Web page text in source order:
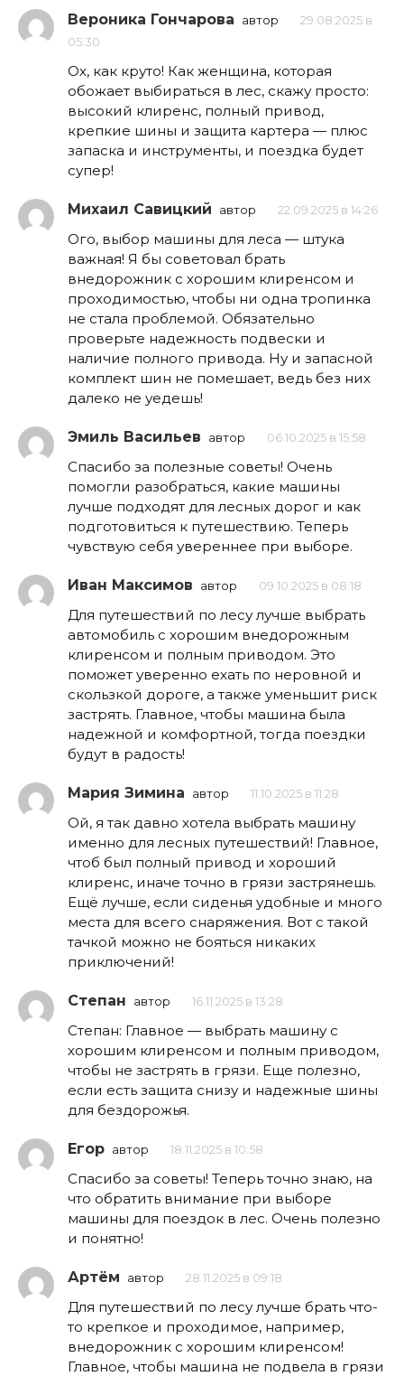
Вероника Гончарова автор
29.08.2025 в
05:30
Ох, как круто! Как женщина, которая
обожает выбираться в лес, скажу просто:
высокий клиренс, полный привод,
крепкие шины и защита картера — плюс
запаска и инструменты, и поездка будет
супер!
Михаил Савицкий автор 22.09.2025 в 14:26
Ого, выбор машины для леса — штука
важная! Я бы советовал брать
внедорожник с хорошим клиренсом и
проходимостью, чтобы ни одна тропинка
не стала проблемой. Обязательно
проверьте надежность подвески и
наличие полного привода. Ну и запасной
комплект шин не помешает, ведь без них
далеко не уедешь!
Эмиль Васильев автор 06.10.2025 в 15:58
Спасибо за полезные советы! Очень
помогли разобраться, какие машины
лучше подходят для лесных дорог и как
подготовиться к путешествию. Теперь
чувствую себя увереннее при выборе.
Иван Максимов автор 09.10.2025 в 08:18
Для путешествий по лесу лучше выбрать
автомобиль с хорошим внедорожным
клиренсом и полным приводом. Это
поможет уверенно ехать по неровной и
скользкой дороге, а также уменьшит риск
застрять. Главное, чтобы машина была
надежной и комфортной, тогда поездки
будут в радость!
Мария Зимина автор 11.10.2025 в 11:28
Ой, я так давно хотела выбрать машину
именно для лесных путешествий! Главное,
чтоб был полный привод и хороший
клиренс, иначе точно в грязи застрянешь.
Ещё лучше, если сиденья удобные и много
места для всего снаряжения. Вот с такой
тачкой можно не бояться никаких
приключений!
Степан автор 16.11.2025 в 13:28
Степан: Главное — выбрать машину с
хорошим клиренсом и полным приводом,
чтобы не застрять в грязи. Еще полезно,
если есть защита снизу и надежные шины
для бездорожья.
Егор автор 18.11.2025 в 10:58
Спасибо за советы! Теперь точно знаю, на
что обратить внимание при выборе
машины для поездок в лес. Очень полезно
и понятно!
Артём автор 28.11.2025 в 09:18
Для путешествий по лесу лучше брать что-
то крепкое и проходимое, например,
внедорожник с хорошим клиренсом!
Главное, чтобы машина не подвела в грязи